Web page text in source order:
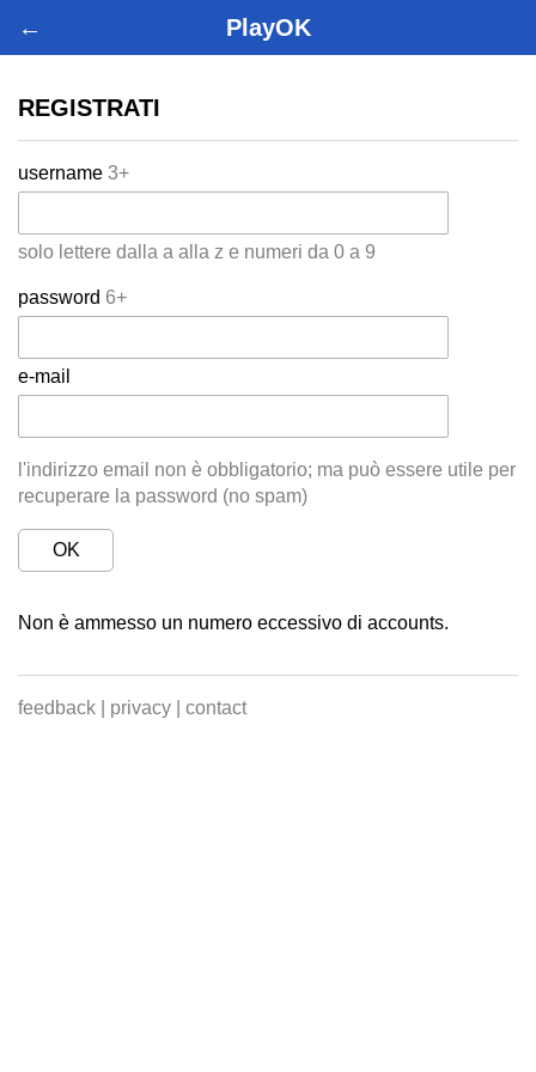
← PlayOK
REGISTRATI
username 3+
solo lettere dalla a alla z e numeri da 0 a 9
password 6+
e-mail
l'indirizzo email non è obbligatorio; ma può essere utile per
recuperare la password (no spam)
OK
Non è ammesso un numero eccessivo di accounts.
feedback privacy contact